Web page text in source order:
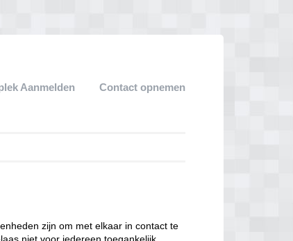
Aanmelden Contact opnemen
zijn om met elkaar in contact te